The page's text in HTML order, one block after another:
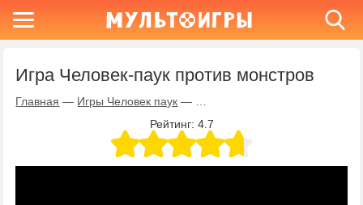
Игра Человек-паук против монстров
Главная — Игры Человек паук —
Рейтинг: 4.7